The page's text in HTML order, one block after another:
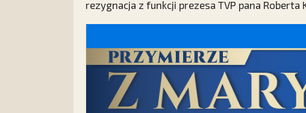
rezygnacja z funkcji prezesa TVP pana Roberta